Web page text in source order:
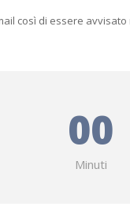
così di essere
00
Minuti